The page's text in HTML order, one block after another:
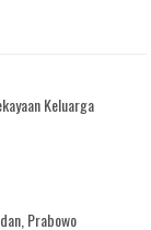
Keluarga
Prabowo